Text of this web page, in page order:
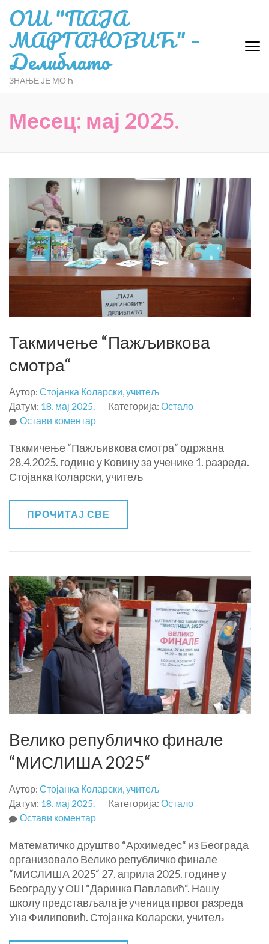
ОШ "ПАЈА
МАРГАНОВИЋ" –
Делиблато
ЗНАЊЕ ЈЕ МОЋ
Месец: мај 2025.
Такмичење “Пажљивкова
смотра“
Аутор: Стојанка Коларски, учитељ
Датум: 18. мај 2025. Категорија: Остало
Остави коментарна
“Пажљивкова
смотра“
Такмичење “Пажљивкова смотра“ одржана
28.4.2025. године у Ковину за ученике 1. разреда.
Стојанка Коларски, учитељ
ПРОЧИТАЈ СВЕ
Велико републичко финале
“МИСЛИША 2025“
Аутор: Стојанка Коларски, учитељ
Датум: 18. мај 2025. Категорија: Остало
Остави коментарна
републичко
финале
“МИСЛИША
2025“
Математичко друштво “Архимедес“ из Београда
организовало Велико републичко финале
“МИСЛИША 2025“ 27. априла 2025. године у
Београду у ОШ “Даринка Павлавић“. Нашу
школу представљала је ученица првог разреда
Уна Филиповић. Стојанка Коларски, учитељ